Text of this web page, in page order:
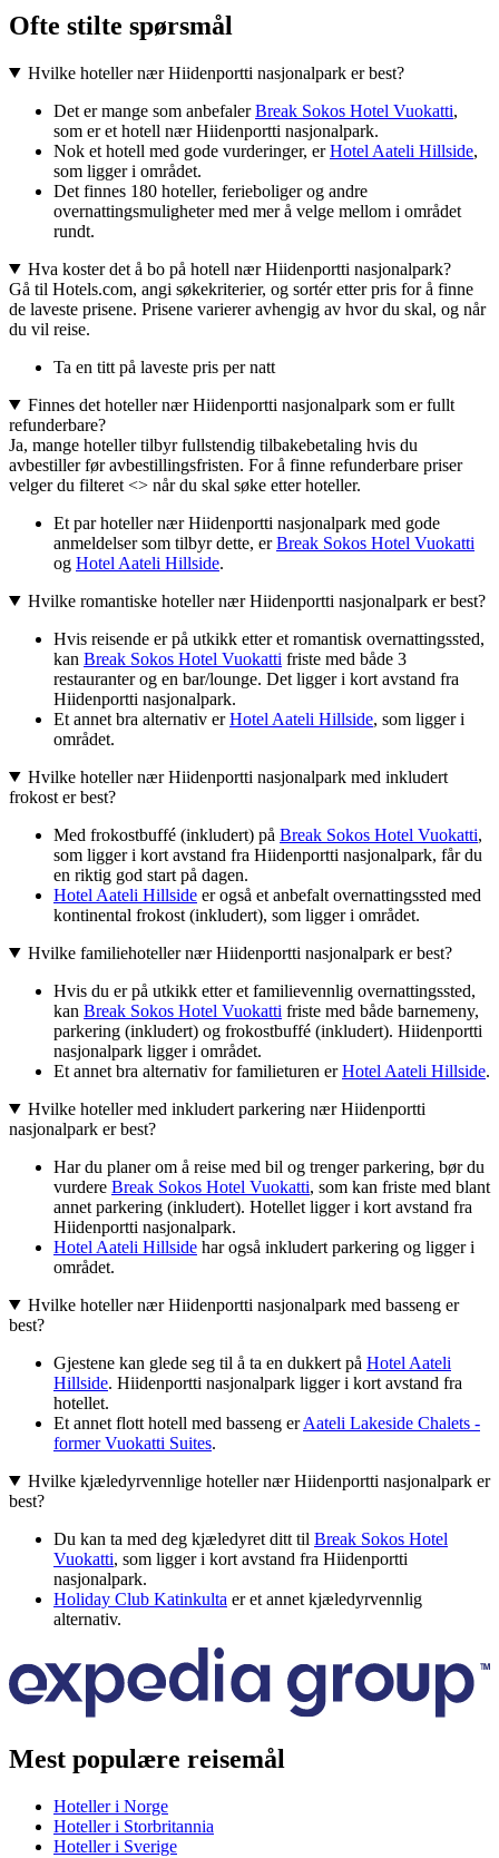
Ofte stilte spørsmål
Hvilke hoteller nær Hiidenportti nasjonalpark er best?
Det er mange som anbefalerBreak Sokos Hotel Vuokatti,
som er et hotell nær Hiidenportti nasjonalpark.
Nok et hotell med gode vurderinger, erHotel Aateli Hillside,
som ligger i området.
Det finnes 180 hoteller, ferieboliger og andre
overnattingsmuligheter med mer å velge mellom i området
rundt.
Hva koster det å bo på hotell nær Hiidenportti nasjonalpark?
Gå til Hotels.com, angi søkekriterier, og sortér etter pris for å finne
de laveste prisene. Prisene varierer avhengig av hvor du skal, og når
du vil reise.
Ta en titt på laveste pris per natt
Finnes det hoteller nær Hiidenportti nasjonalpark som er fullt
refunderbare?
Ja, mange hoteller tilbyr fullstendig tilbakebetaling hvis du
avbestiller før avbestillingsfristen. For å finne refunderbare priser
velger du filteret <> når du skal søke etter hoteller.
Et par hoteller nær Hiidenportti nasjonalpark med gode
anmeldelser som tilbyr dette, erBreak Sokos Hotel Vuokatti
og Hotel Aateli Hillside.
Hvilke romantiske hoteller nær Hiidenportti nasjonalpark er best?
Hvis reisende er på utkikk etter et romantisk overnattingssted,
kan Break Sokos Hotel Vuokatti friste med både 3
restauranter og en bar/lounge. Det ligger i kort avstand fra
Hiidenportti nasjonalpark.
Et annet bra alternativ erHotel Aateli Hillside, som ligger i
området.
Hvilke hoteller nær Hiidenportti nasjonalpark med inkludert
frokost er best?
Med frokostbuffé (inkludert) på Break Sokos Hotel Vuokatti,
som ligger i kort avstand fra Hiidenportti nasjonalpark, får du
en riktig god start på dagen.
Hotel Aateli Hillside er også et anbefalt overnattingssted med
kontinental frokost (inkludert), som ligger i området.
Hvilke familiehoteller nær Hiidenportti nasjonalpark er best?
Hvis du er på utkikk etter et familievennlig overnattingssted,
kan Break Sokos Hotel Vuokatti friste med både barnemeny,
parkering (inkludert) og frokostbuffé (inkludert). Hiidenportti
nasjonalpark ligger i området.
Et annet bra alternativ for familieturen erHotel Aateli Hillside.
Hvilke hoteller med inkludert parkering nær Hiidenportti
nasjonalpark er best?
Har du planer om å reise med bil og trenger parkering, bør du
vurdere Break Sokos Hotel Vuokatti, som kan friste med blant
annet parkering (inkludert). Hotellet ligger i kort avstand fra
Hiidenportti nasjonalpark.
Hotel Aateli Hillside har også inkludert parkering og ligger i
området.
Hvilke hoteller nær Hiidenportti nasjonalpark med basseng er
best?
Gjestene kan glede seg til å ta en dukkert på Hotel Aateli
Hillside. Hiidenportti nasjonalpark ligger i kort avstand fra
hotellet.
Et annet flott hotell med basseng erAateli Lakeside Chalets -
former Vuokatti Suites.
Hvilke kjæledyrvennlige hoteller nær Hiidenportti nasjonalpark er
best?
Du kan ta med deg kjæledyret ditt til Break Sokos Hotel
Vuokatti, som ligger i kort avstand fra Hiidenportti
nasjonalpark.
Holiday Club Katinkulta er et annet kjæledyrvennlig
alternativ.
Mest populære reisemål
Hoteller i Norge
Hoteller i Storbritannia
Hoteller i Sverige